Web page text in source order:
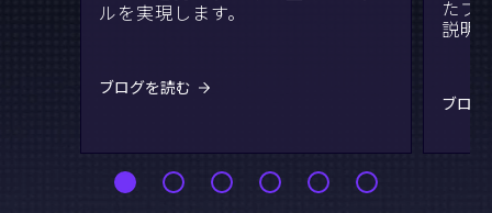
ルを実現します。
ブログを読む
たプ
説明
ブロ